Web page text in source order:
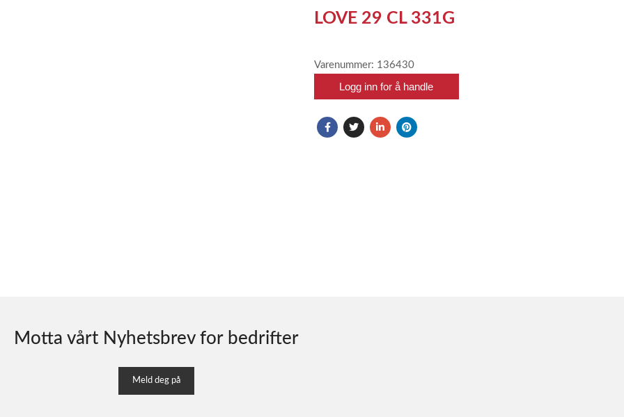
LOVE 29 CL 331G
Varenummer: 136430
Logg inn for å handle
Motta vårt Nyhetsbrev for bedrifter
Meld deg på